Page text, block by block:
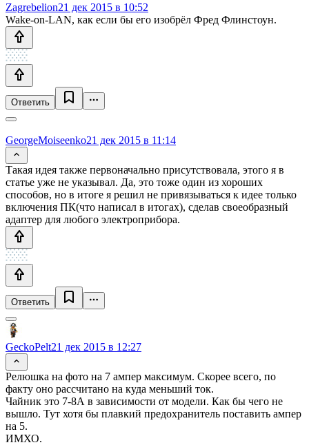
Zagrebelion21 дек 2015 в 10:52
Wake-on-LAN, как если бы его изобрёл Фред Флинстоун.
Ответить
GeorgeMoiseenko21 дек 2015 в 11:14
Такая идея также первоначально присутствовала, этого я в
статье уже не указывал. Да, это тоже один из хороших
способов, но в итоге я решил не привязываться к идее только
включения ПК(что написал в итогах), сделав своеобразный
адаптер для любого электроприбора.
Ответить
GeckoPelt21 дек 2015 в 12:27
Релюшка на фото на 7 ампер максимум. Скорее всего, по
факту оно рассчитано на куда меньший ток.
Чайник это 7-8А в зависимости от модели. Как бы чего не
вышло. Тут хотя бы плавкий предохранитель поставить ампер
на 5.
ИМХО.